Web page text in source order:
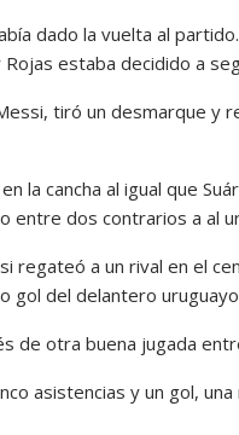
dado la vuelta al
estaba decidido a
tiró un desmarque y
la cancha al igual que
entre dos contrarios a al
regateó a un rival en el
gol del delantero
de otra buena jugada
asistencias y un gol,